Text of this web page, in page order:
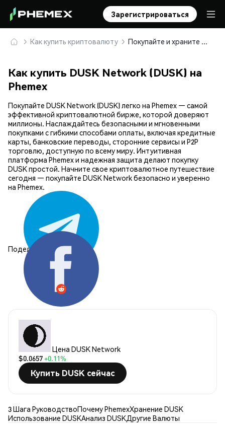
Зарегистрироваться
Как купить криптовалюту Покупайте и храните DUSK Network (DUSK) безопасно
Как купить DUSK Network (DUSK) на
Phemex
Покупайте DUSK Network (DUSK) легко на Phemex — самой
эффективной криптовалютной бирже, которой доверяют
миллионы. Наслаждайтесь безопасными и мгновенными
покупками с гибкими способами оплаты, включая кредитные
карты, банковские переводы, сторонние сервисы и P2P
торговлю, доступную по всему миру. Интуитивная
платформа Phemex и надежная защита делают покупку
DUSK простой. Начните свое криптовалютное путешествие
сегодня — покупайте DUSK Network безопасно и уверенно
на Phemex.
Поделиться:
Цена DUSK Network
$0.0657+0.11%
Купить DUSK сейчас
3 Шага РуководствоПочему PhemexХранение DUSK
Использование DUSKАнализ DUSKДругие Валюты